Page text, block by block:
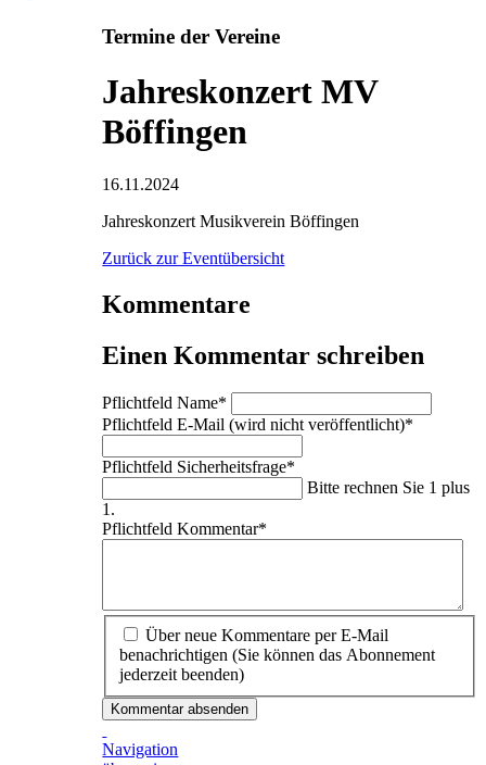
Termine der Vereine
Jahreskonzert MV
Böffingen
16.11.2024
Jahreskonzert Musikverein Böffingen
Zurück zur Eventübersicht
Kommentare
Einen Kommentar schreiben
PflichtfeldName*
PflichtfeldE-Mail (wird nicht veröffentlicht)*
Pflichtfeld Sicherheitsfrage*
Bitte rechnen Sie 1 plus
1.
PflichtfeldKommentar*
Über neue Kommentare per E-Mail
benachrichtigen (Sie können das Abonnement
jederzeit beenden)
Kommentar absenden
Navigation